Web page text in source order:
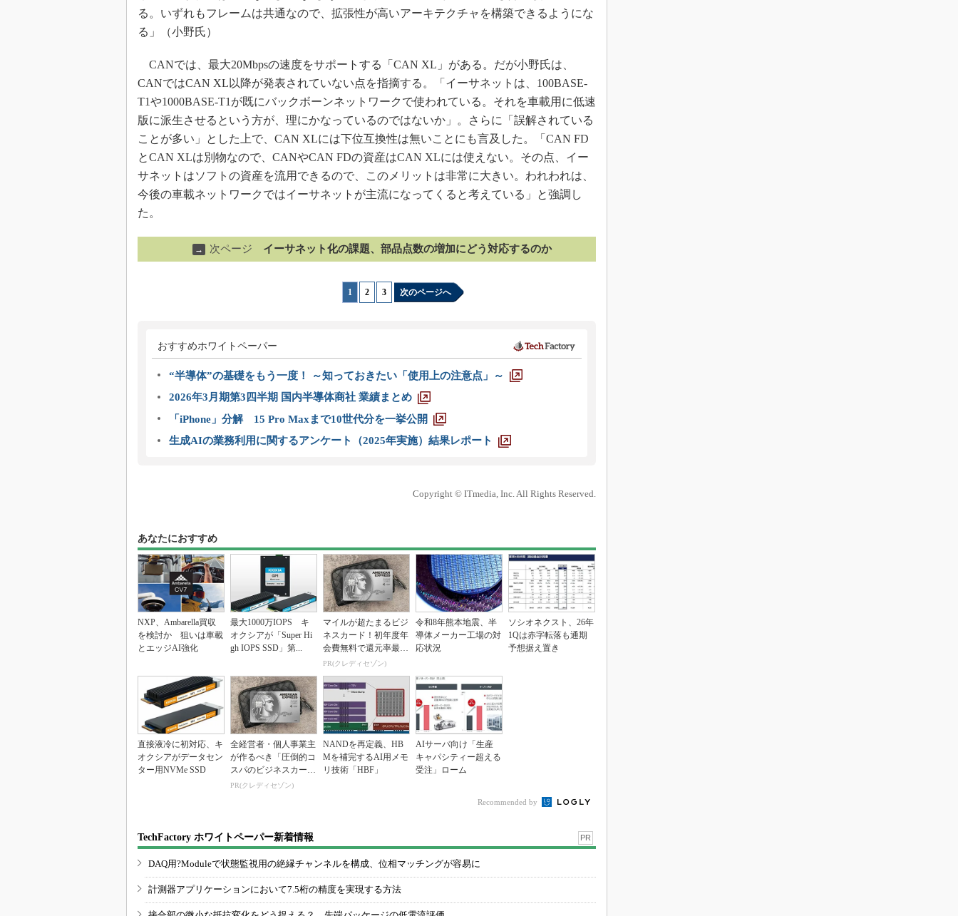
る。いずれもフレームは共通なので、拡張性が高いアーキテクチャを構築できるようにな
る」（小野氏）
CANでは、最大20Mbpsの速度をサポートする「CAN XL」がある。だが小野氏は、
CANではCAN XL以降が発表されていない点を指摘する。「イーサネットは、100BASE-
T1や1000BASE-T1が既にバックボーンネットワークで使われている。それを車載用に低速
版に派生させるという方が、理にかなっているのではないか」。さらに「誤解されている
ことが多い」とした上で、CAN XLには下位互換性は無いことにも言及した。「CAN FD
とCAN XLは別物なので、CANやCAN FDの資産はCAN XLには使えない。その点、イー
サネットはソフトの資産を流用できるので、このメリットは非常に大きい。われわれは、
今後の車載ネットワークではイーサネットが主流になってくると考えている」と強調し
た。
→ 次ページ イーサネット化の課題、部品点数の増加にどう対応するのか
1 2 3 次のページへ
おすすめホワイトペーパー
“半導体”の基礎をもう一度！ ～知っておきたい「使用上の注意点」～
2026年3月期第3四半期 国内半導体商社 業績まとめ
「iPhone」分解 15 Pro Maxまで10世代分を一挙公開
生成AIの業務利用に関するアンケート（2025年実施）結果レポート
Copyright © ITmedia, Inc. All Rights Reserved.
あなたにおすすめ
NXP、Ambarella買収
を検討か 狙いは車載
とエッジAI強化
最大1000万IOPS キ
オクシアが「Super Hi
gh IOPS SSD」第...
マイルが超たまるビジ
ネスカード！初年度年
会費無料で還元率最大
1.125%
PR(クレディセゾン)
令和8年熊本地震、半
導体メーカー工場の対
応状況
ソシオネクスト、26年
1Qは赤字転落も通期
予想据え置き
直接液冷に初対応、キ
オクシアがデータセン
ター用NVMe SSD
全経営者・個人事業主
が作るべき「圧倒的コ
スパのビジネスカー
ド」
PR(クレディセゾン)
NANDを再定義、HB
Mを補完するAI用メモ
リ技術「HBF」
AIサーバ向け「生産
キャパシティー超える
受注」ローム
Recommended by
TechFactory ホワイトペーパー新着情報 PR
DAQ用?Moduleで状態監視用の絶縁チャンネルを構成、位相マッチングが容易に
計測器アプリケーションにおいて7.5桁の精度を実現する方法